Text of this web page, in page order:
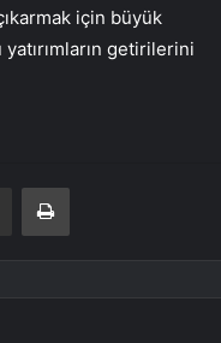
için büyük
getirilerini
E-Posta ile paylaş Yazdır